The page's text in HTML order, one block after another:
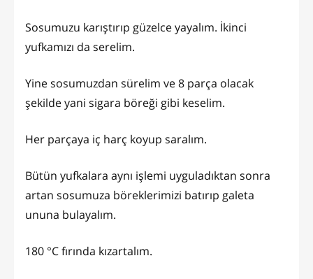
Sosumuzu karıştırıp güzelce yayalım. İkinci
yufkamızı da serelim.
Yine sosumuzdan sürelim ve 8 parça olacak
şekilde yani sigara böreği gibi keselim.
Her parçaya iç harç koyup saralım.
Bütün yufkalara aynı işlemi uyguladıktan sonra
artan sosumuza böreklerimizi batırıp galeta
ununa bulayalım.
180 °C fırında kızartalım.